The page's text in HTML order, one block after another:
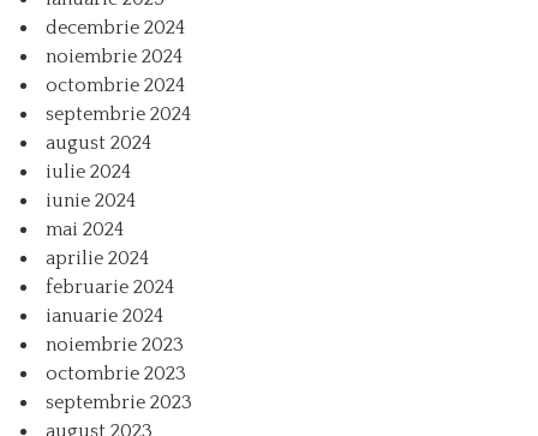
decembrie 2024
noiembrie 2024
octombrie 2024
septembrie 2024
august 2024
iulie 2024
iunie 2024
mai 2024
aprilie 2024
februarie 2024
ianuarie 2024
noiembrie 2023
octombrie 2023
septembrie 2023
august 2023